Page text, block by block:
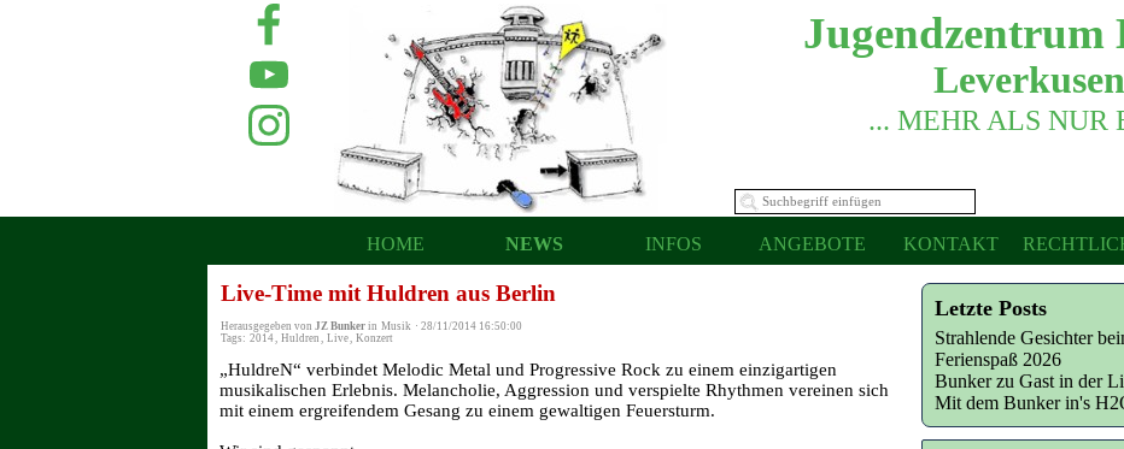
Jugendzentrum
... MEHR ALS NUR
Leverkusen
HOME NEWS INFOS ANGEBOTE KONTAKT
Live-Time mit Huldren aus Berlin
Herausgegeben von JZ Bunker in Musik · 28/11/2014 16:50:00
Tags: 2014, Huldren , Live, Konzert
„HuldreN“ verbindet Melodic Metal und Progressive Rock zu einem einzigartigen
musikalischen Erlebnis. Melancholie, Aggression und verspielte Rhythmen vereinen sich
mit einem ergreifendem Gesang zu einem gewaltigen Feuersturm.
Letzte Posts
Strahlende Gesichter
Ferienspaß 2026
Bunker zu Gast in der
Mit dem Bunker in's